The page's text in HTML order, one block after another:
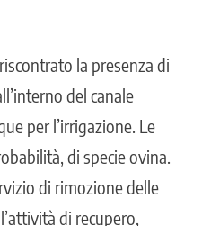
la presenza di
del canale
per l’irrigazione. Le
di specie ovina.
di rimozione delle
di recupero,